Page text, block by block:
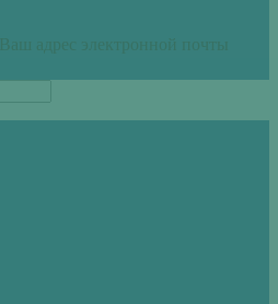
Ваш адрес электронной почты